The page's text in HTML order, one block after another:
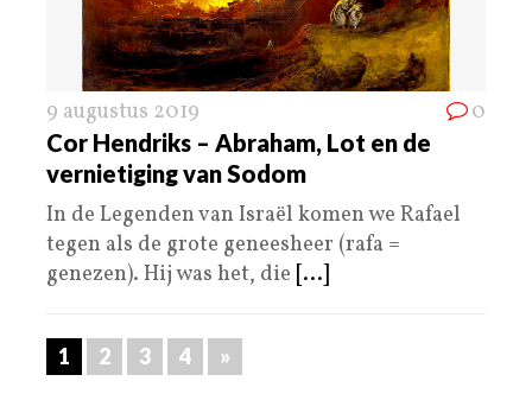
9 augustus 2019 0
Cor Hendriks – Abraham, Lot en de
vernietiging van Sodom
In de Legenden van Israël komen we Rafael
tegen als de grote geneesheer (rafa =
genezen). Hij was het, die [...]
1 2 3 4 »